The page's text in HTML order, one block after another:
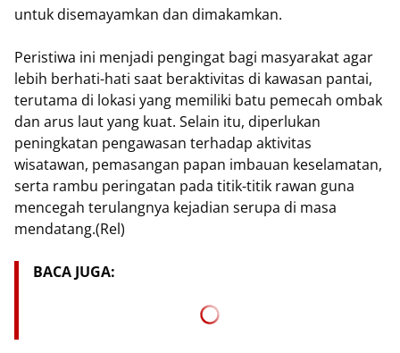
untuk disemayamkan dan dimakamkan.
Peristiwa ini menjadi pengingat bagi masyarakat agar
lebih berhati-hati saat beraktivitas di kawasan pantai,
terutama di lokasi yang memiliki batu pemecah ombak
dan arus laut yang kuat. Selain itu, diperlukan
peningkatan pengawasan terhadap aktivitas
wisatawan, pemasangan papan imbauan keselamatan,
serta rambu peringatan pada titik-titik rawan guna
mencegah terulangnya kejadian serupa di masa
mendatang.(Rel)
BACA JUGA: